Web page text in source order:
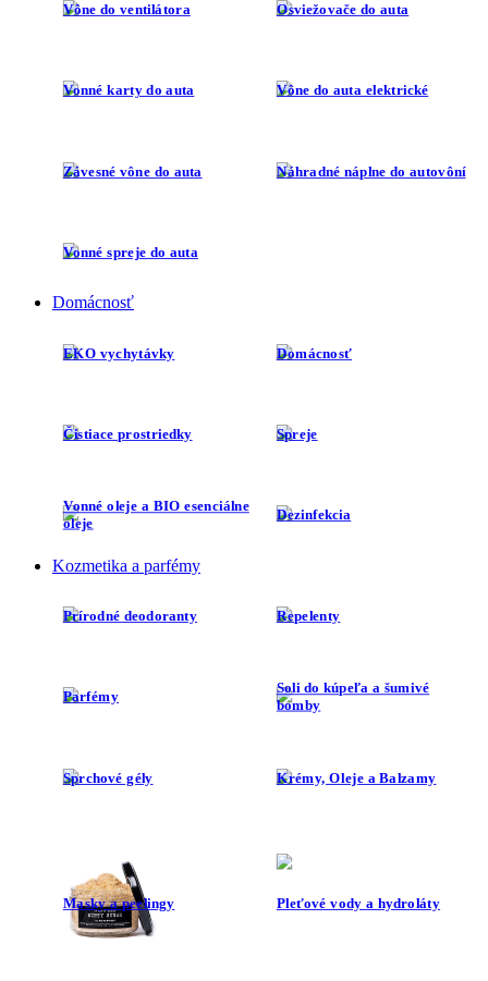
Vône do ventilátora Osviežovače do auta
Vonné karty do auta Vône do auta elektrické
Závesné vône do auta Náhradné náplne do autovôní
Vonné spreje do auta
Domácnosť
EKO vychytávky Domácnosť
Čistiace prostriedky Spreje
Vonné oleje a BIO esenciálne
oleje
Dezinfekcia
Kozmetika a parfémy
Prírodné deodoranty Repelenty
Parfémy
Soli do kúpeľa a šumivé
bomby
Sprchové gély Krémy, Oleje a Balzamy
Masky a peelingy Pleťové vody a hydroláty